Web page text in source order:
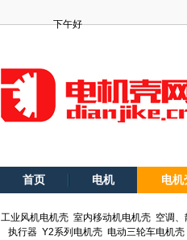
下午好
首页 电机 电机
工业风机电机壳 室内移动机电机壳 空调
执行器 Y2系列电机壳 电动三轮车电机壳